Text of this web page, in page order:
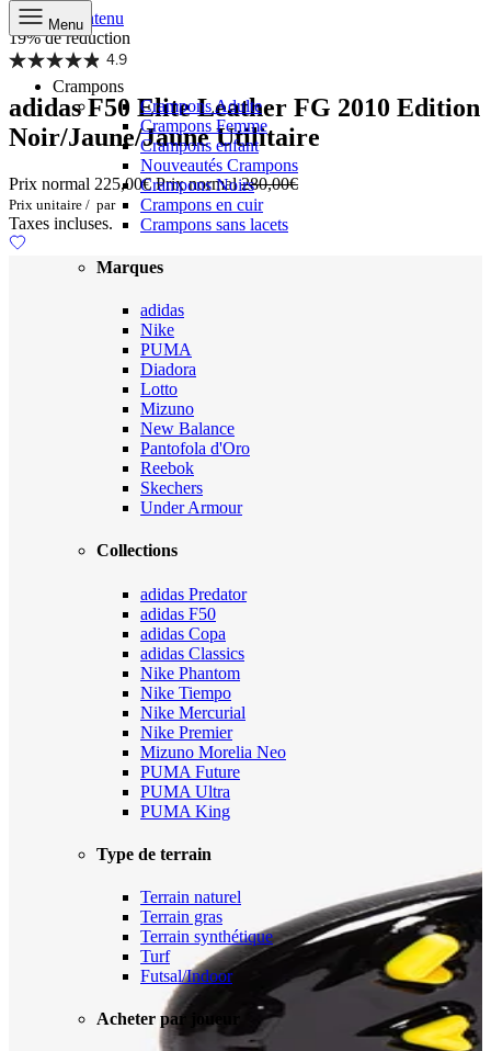
Aller au contenu
Menu
Crampons
Crampons Adulte
Crampons Femme
Crampons enfant
Nouveautés Crampons
Crampons Noirs
Crampons en cuir
Crampons sans lacets
Marques
adidas
Nike
PUMA
Diadora
Lotto
Mizuno
New Balance
Pantofola d'Oro
Reebok
Skechers
Under Armour
Collections
adidas Predator
adidas F50
adidas Copa
adidas Classics
Nike Phantom
Nike Tiempo
Nike Mercurial
Nike Premier
Mizuno Morelia Neo
PUMA Future
PUMA Ultra
PUMA King
Type de terrain
Terrain naturel
Terrain gras
Terrain synthétique
Turf
Futsal/Indoor
Acheter par joueur
19% de réduction
4.9
adidas F50 Elite Leather FG 2010 Edition
Noir/Jaune/Jaune Utilitaire
Prix normal 225,00€Prix normal 280,00€
Prix unitaire / par
Taxes incluses.